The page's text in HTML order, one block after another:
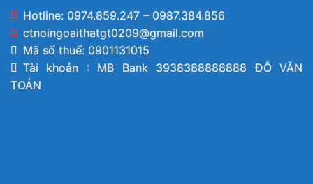
Hotline: 0974.859.247 – 0987.384.856
ctnoingoaithatgt0209@gmail.com
Mã số thuế: 0901131015
Tài khoản : MB Bank 3938388888888 ĐỖ VĂN
TOẢN